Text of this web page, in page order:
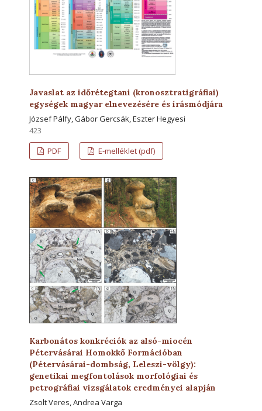
Javaslat az időrétegtani (kronosztratigráfiai)
egységek magyar elnevezésére és írásmódjára
József Pálfy, Gábor Gercsák, Eszter Hegyesi
423
PDF
E-melléklet (pdf)
Karbonátos konkréciók az alsó-miocén
Pétervásárai Homokkő Formációban
(Pétervásárai-dombság, Leleszi-völgy):
genetikai megfontolások morfológiai és
petrográfiai vizsgálatok eredményei alapján
Zsolt Veres, Andrea Varga